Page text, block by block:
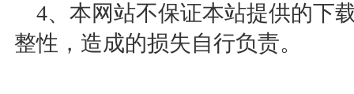
4、本网站不保证本站提供的下
整性，造成的损失自行负责。